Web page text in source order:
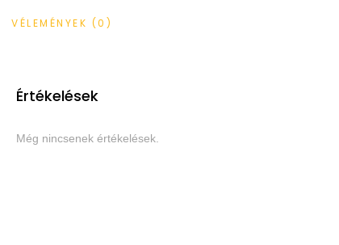
VÉLEMÉNYEK (0)
Értékelések
Még nincsenek értékelések.